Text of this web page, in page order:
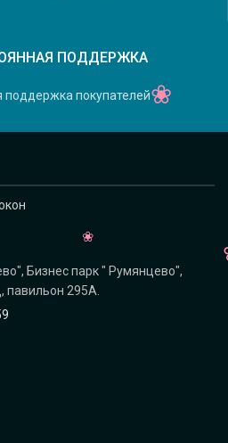
ПОДДЕРЖКА
поддержка покупателей
Бизнес парк " Румянцево",
павильон 295A.